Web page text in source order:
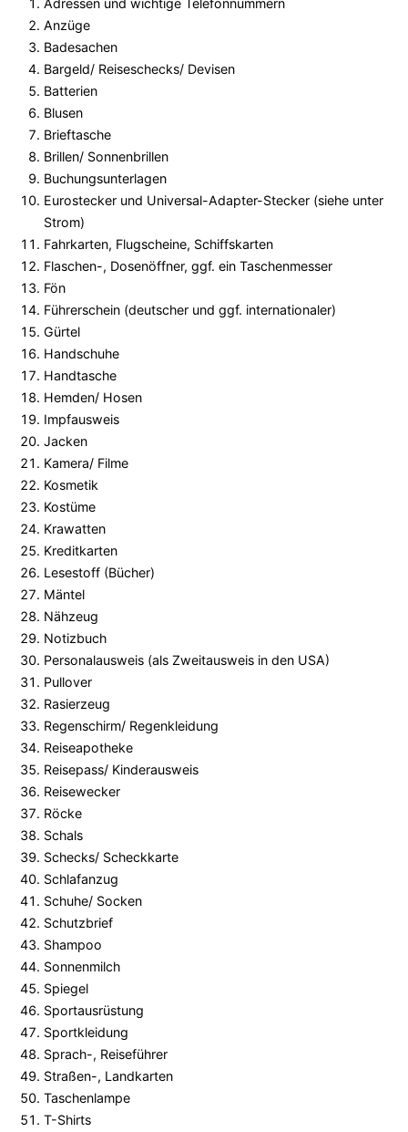
Adressen und wichtige Telefonnummern
Anzüge
Badesachen
Bargeld/ Reiseschecks/ Devisen
Batterien
Blusen
Brieftasche
Brillen/ Sonnenbrillen
Buchungsunterlagen
Eurostecker und Universal-Adapter-Stecker (siehe unter
Strom)
Fahrkarten, Flugscheine, Schiffskarten
Flaschen-, Dosenöffner, ggf. ein Taschenmesser
Fön
Führerschein (deutscher und ggf. internationaler)
Gürtel
Handschuhe
Handtasche
Hemden/ Hosen
Impfausweis
Jacken
Kamera/ Filme
Kosmetik
Kostüme
Krawatten
Kreditkarten
Lesestoff (Bücher)
Mäntel
Nähzeug
Notizbuch
Personalausweis (als Zweitausweis in den USA)
Pullover
Rasierzeug
Regenschirm/ Regenkleidung
Reiseapotheke
Reisepass/ Kinderausweis
Reisewecker
Röcke
Schals
Schecks/ Scheckkarte
Schlafanzug
Schuhe/ Socken
Schutzbrief
Shampoo
Sonnenmilch
Spiegel
Sportausrüstung
Sportkleidung
Sprach-, Reiseführer
Straßen-, Landkarten
Taschenlampe
T-Shirts